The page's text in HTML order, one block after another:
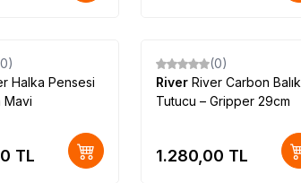
Halka Pensesi
Mavi
TL
(0)
River River Carbon Balık
Tutucu – Gripper 29cm
1.280,00 TL